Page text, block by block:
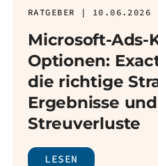
RATGEBER | 10.06.2026
Microsoft-Ads-
Optionen:
die richtige
Ergebnisse
Streuverluste
LESEN